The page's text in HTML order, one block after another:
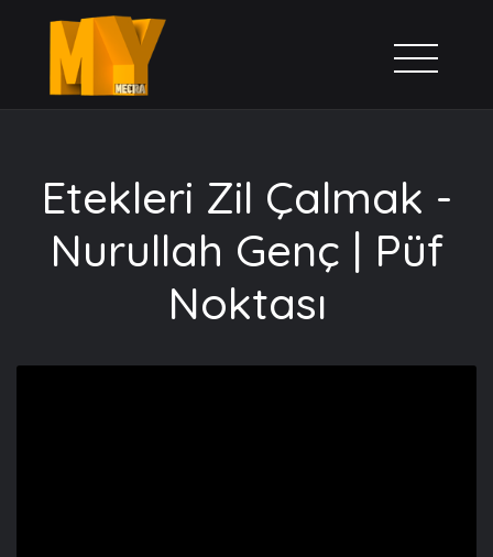
Etekleri Zil Çalmak -
Nurullah Genç | Püf
Noktası